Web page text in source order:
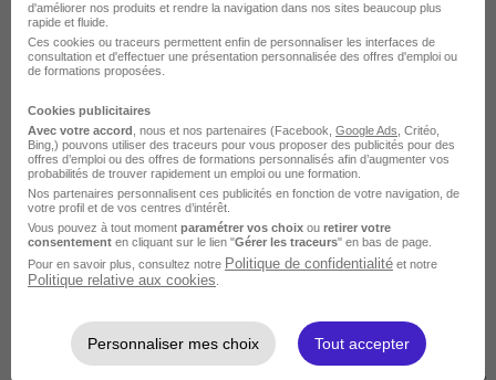
Courte
2 jours à 2 semaines
d'améliorer nos produits et rendre la navigation dans nos sites beaucoup plus
rapide et fluide.
Ces cookies ou traceurs permettent enfin de personnaliser les interfaces de
consultation et d'effectuer une présentation personnalisée des offres d'emploi ou
de formations proposées.
Cookies publicitaires
Avec votre accord , nous et nos partenaires (Facebook, Google Ads , Critéo,
Bing,) pouvons utiliser des traceurs pour vous proposer des publicités pour des
offres d’emploi ou des offres de formations personnalisés afin d’augmenter vos
probabilités de trouver rapidement un emploi ou une formation.
Nos partenaires personnalisent ces publicités en fonction de votre navigation, de
votre profil et de vos centres d’intérêt.
Vous pouvez à tout moment paramétrer vos choix ou retirer votre
consentement en cliquant sur le lien "Gérer les traceurs" en bas de page.
Pour en savoir plus, consultez notre Politique de confidentialité et notre
Politique relative aux cookies
Personnaliser mes choix Tout accepter